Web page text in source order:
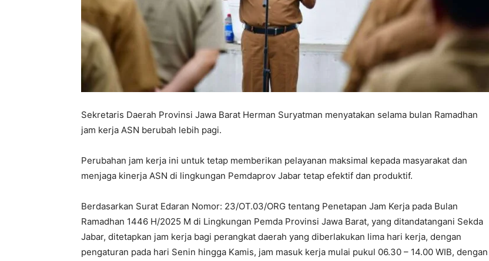
Sekretaris Daerah Provinsi Jawa Barat Herman Suryatman menyatakan selama bulan Ramadhan
jam kerja ASN berubah lebih pagi.
Perubahan jam kerja ini untuk tetap memberikan pelayanan maksimal kepada masyarakat dan
menjaga kinerja ASN di lingkungan Pemdaprov Jabar tetap efektif dan produktif.
Berdasarkan Surat Edaran Nomor: 23/OT.03/ORG tentang Penetapan Jam Kerja pada Bulan
Ramadhan 1446 H/2025 M di Lingkungan Pemda Provinsi Jawa Barat, yang ditandatangani Sekda
Jabar, ditetapkan jam kerja bagi perangkat daerah yang diberlakukan lima hari kerja, dengan
pengaturan pada hari Senin hingga Kamis, jam masuk kerja mulai pukul 06.30 – 14.00 WIB, dengan